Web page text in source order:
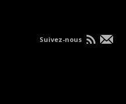
Suivez-nous